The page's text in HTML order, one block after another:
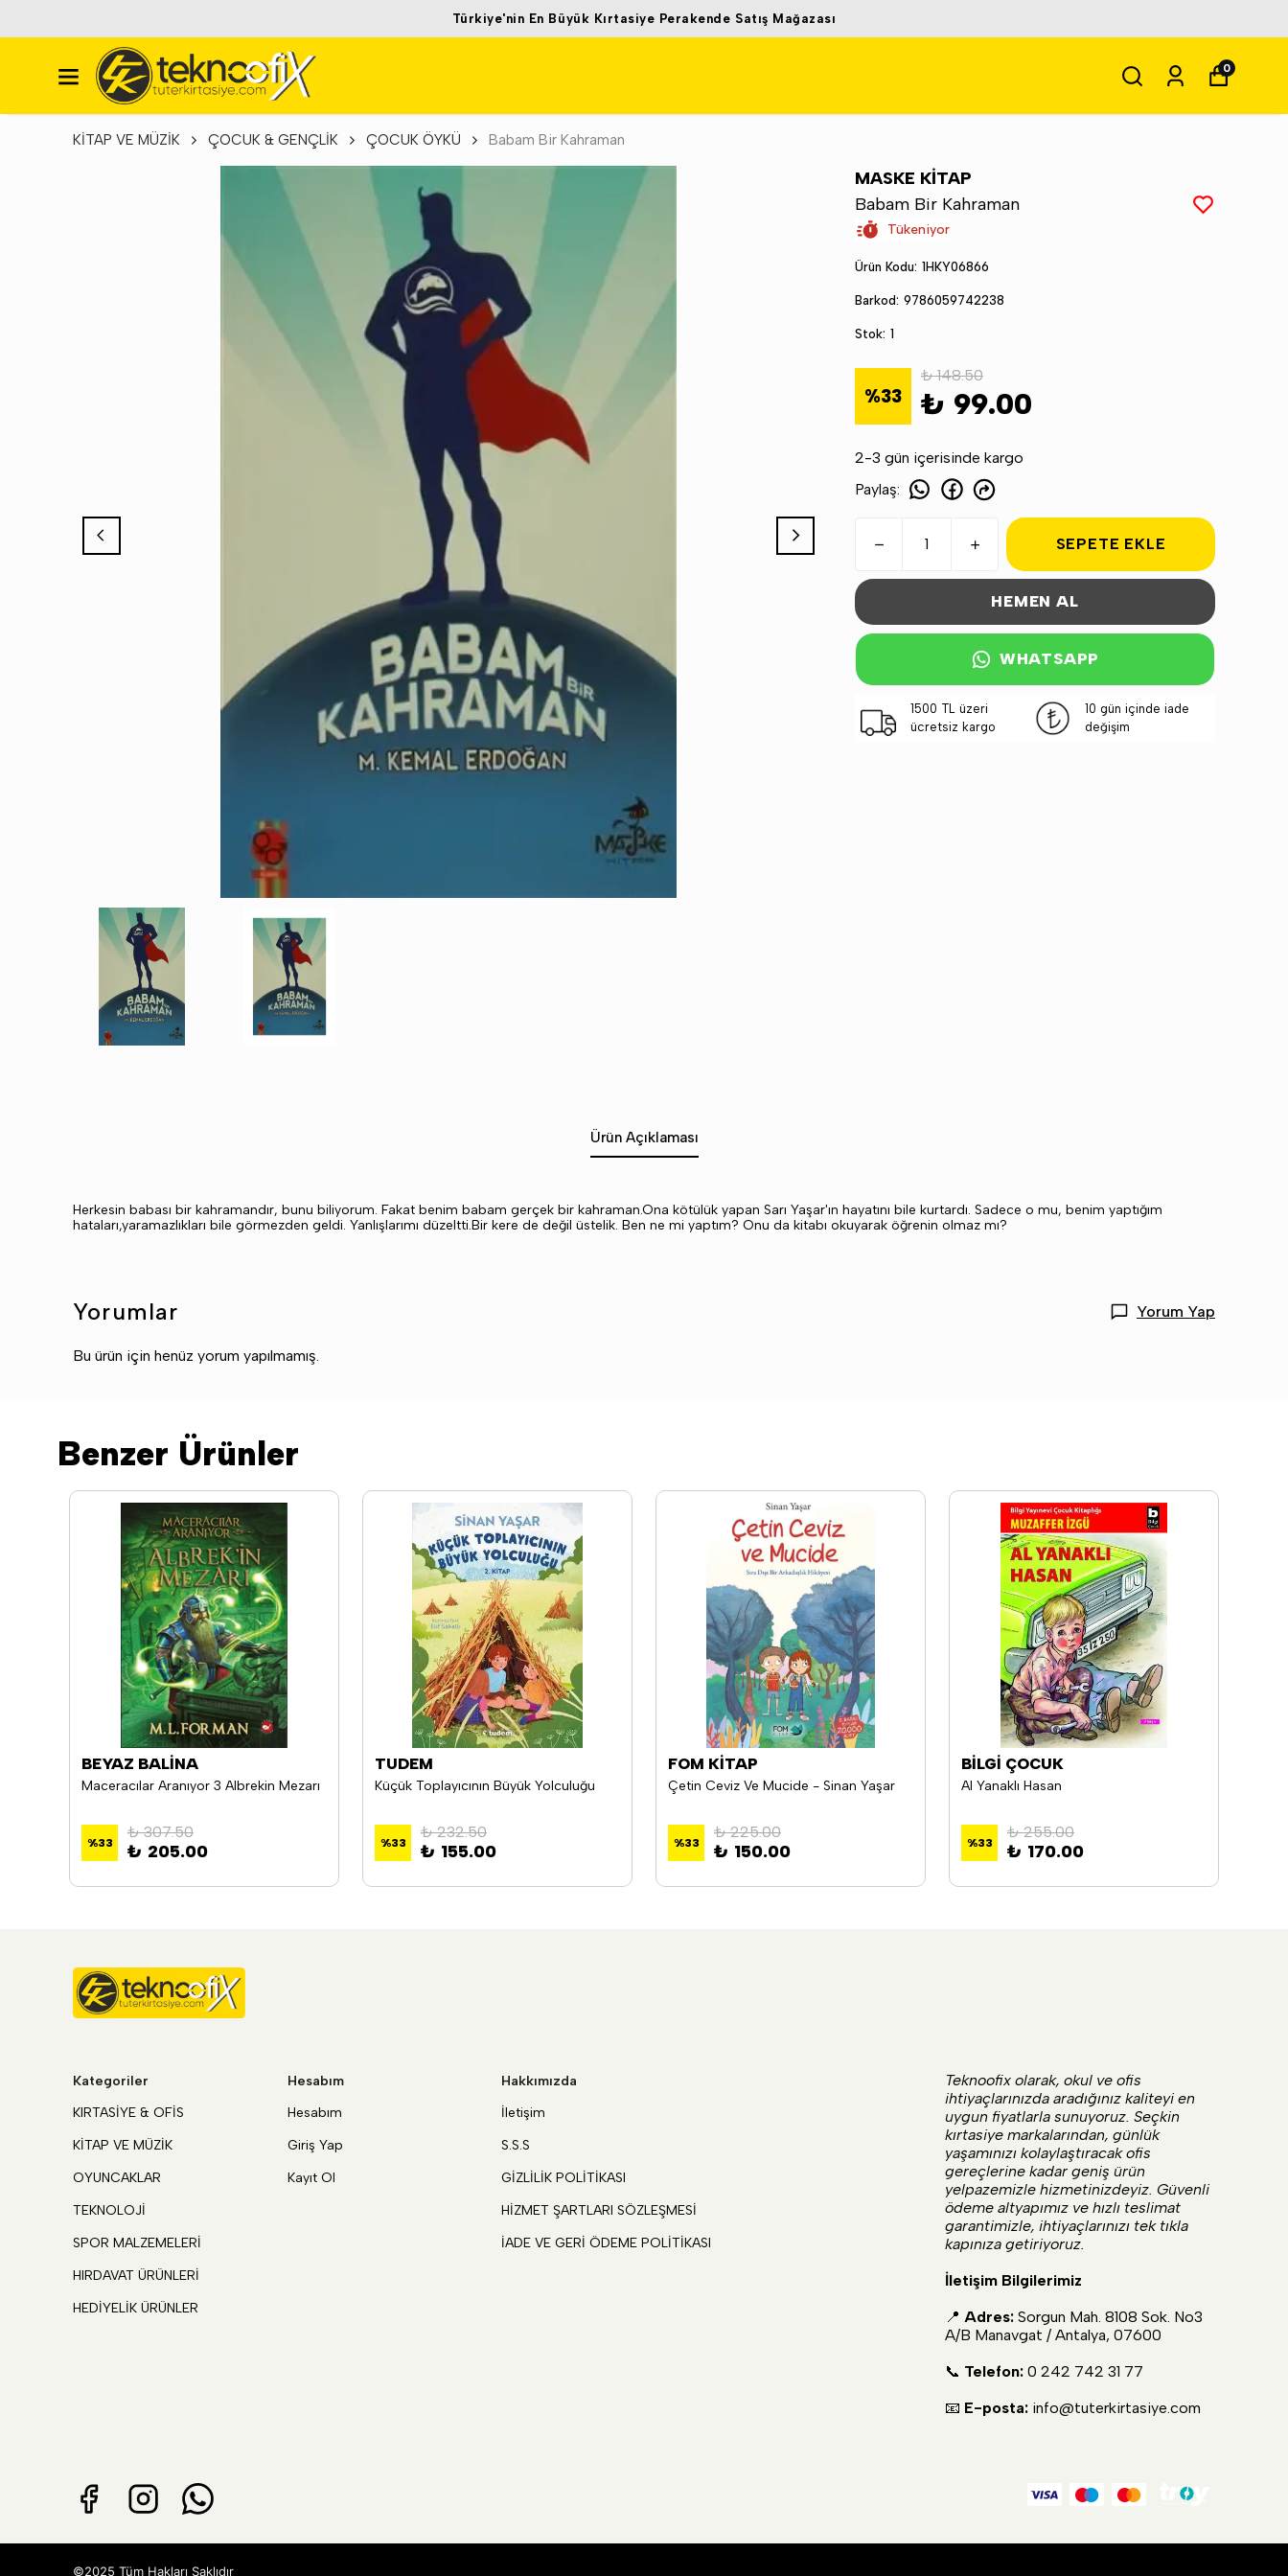
Türkiye'nin En Büyük Kırtasiye Perakende Satış Mağazası
0
KİTAP VE MÜZİK ÇOCUK & GENÇLİK ÇOCUK ÖYKÜ Babam Bir Kahraman
MASKE KİTAP
Babam Bir Kahraman
Tükeniyor
Ürün Kodu: 1HKY06866
Barkod: 9786059742238
Stok: 1
%33
₺ 148.50
₺ 99.00
2-3 gün içerisinde kargo
Paylaş:
SEPETE EKLE
HEMEN AL
WHATSAPP
1500 TL üzeri
ücretsiz kargo
10 gün içinde iade
değişim
Ürün Açıklaması
Herkesin babası bir kahramandır, bunu biliyorum. Fakat benim babam gerçek bir kahraman.Ona kötülük yapan Sarı Yaşar'ın hayatını bile kurtardı. Sadece o mu, benim yaptığım
hataları,yaramazlıkları bile görmezden geldi. Yanlışlarımı düzeltti.Bir kere de değil üstelik. Ben ne mi yaptım? Onu da kitabı okuyarak öğrenin olmaz mı?
Yorumlar Yorum Yap
Bu ürün için henüz yorum yapılmamış.
Benzer Ürünler
BEYAZ BALİNA
Maceracılar Aranıyor 3 Albrekin Mezarı
%33
₺ 307.50
₺ 205.00
TUDEM
Küçük Toplayıcının Büyük Yolculuğu
%33
₺ 232.50
₺ 155.00
FOM KİTAP
Çetin Ceviz Ve Mucide - Sinan Yaşar
%33
₺ 225.00
₺ 150.00
BİLGİ ÇOCUK
Al Yanaklı Hasan
%33
₺ 255.00
₺ 170.00
Kategoriler
KIRTASİYE & OFİS
KİTAP VE MÜZİK
OYUNCAKLAR
TEKNOLOJİ
SPOR MALZEMELERİ
HIRDAVAT ÜRÜNLERİ
HEDİYELİK ÜRÜNLER
Hesabım
Hesabım
Giriş Yap
Kayıt Ol
Hakkımızda
İletişim
S.S.S
GİZLİLİK POLİTİKASI
HİZMET ŞARTLARI SÖZLEŞMESİ
İADE VE GERİ ÖDEME POLİTİKASI
Teknoofix olarak, okul ve ofis
ihtiyaçlarınızda aradığınız kaliteyi en
uygun fiyatlarla sunuyoruz. Seçkin
kırtasiye markalarından, günlük
yaşamınızı kolaylaştıracak ofis
gereçlerine kadar geniş ürün
yelpazemizle hizmetinizdeyiz. Güvenli
ödeme altyapımız ve hızlı teslimat
garantimizle, ihtiyaçlarınızı tek tıkla
kapınıza getiriyoruz.
İletişim Bilgilerimiz
📍 Adres: Sorgun Mah. 8108 Sok. No3
A/B Manavgat / Antalya, 07600
📞 Telefon: 0 242 742 31 77
📧 E-posta: info@tuterkirtasiye.com
©2025 Tüm Hakları Saklıdır